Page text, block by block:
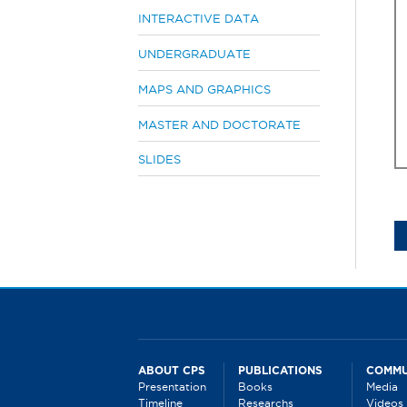
INTERACTIVE DATA
UNDERGRADUATE
MAPS AND GRAPHICS
MASTER AND DOCTORATE
SLIDES
ABOUT CPS
Presentation
Timeline
PUBLICATIONS
Books
Researchs
Media
Videos